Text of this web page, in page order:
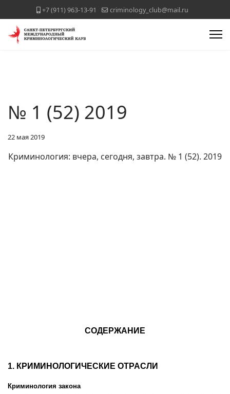
+7 (911) 963-13-91 criminology_club@mail.ru
№ 1 (52) 2019
22 мая 2019
Криминология: вчера, сегодня, завтра. № 1 (52). 2019
СОДЕРЖАНИЕ
1. КРИМИНОЛОГИЧЕСКИЕ ОТРАСЛИ
Криминология закона